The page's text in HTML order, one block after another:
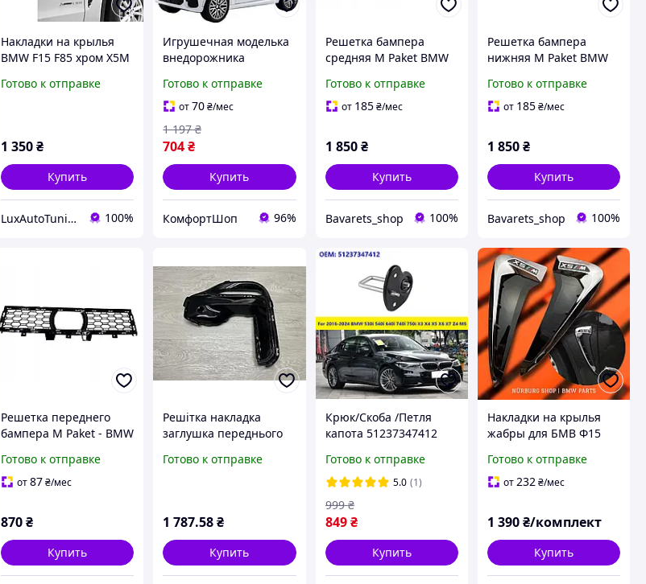
Накладки на крылья
BMW F15 F85 хром X5M
Готово к отправке
1 350₴
Купить
LuxAutoTuning 100%
Игрушечная моделька
внедорожника
механическими
элементами BMW X5
Готово к отправке
от70₴/мес
704₴
1 197 ₴
Купить
КомфортШоп 96%
Решетка бампера
средняя M Paket BMW
Готово к отправке
от 185 ₴/мес
1 850 ₴
Купить
Bavarets_shop 100%
Решетка бампера
нижняя M Paket BMW
Готово к отправке
от 185₴/мес
1 850₴
Купить
Bavarets_shop 100%
Решетка переднего
бампера M Paket - BMW
Готово к отправке
от87₴/мес
870₴
Купить
Решітка накладка
заглушка переднього
G05 M-Paket (2018-2023)
Готово к отправке
1 787.58₴
Купить
Крюк/Скоба /Петля
капота 51237347412
750i X3 X4 X5 X6 X7 Z4
M5 2016-2024 гг.,
Готово к отправке
5.0 (1)
849 ₴
999 ₴
Купить
Накладки на крылья
жабры для БМВ Ф15
Готово к отправке
от232₴/мес
1 390₴/комплект
Купить